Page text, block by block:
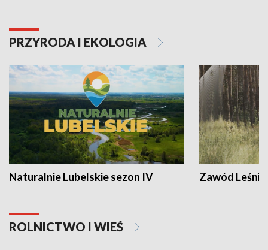
PRZYRODA I EKOLOGIA
Naturalnie Lubelskie sezon IV Zawód Leśnik
ROLNICTWO I WIEŚ